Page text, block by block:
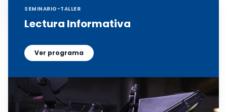
SEMINARIO-TALLER
Lectura Informativa
Ver programa